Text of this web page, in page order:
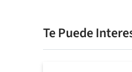
Te Puede